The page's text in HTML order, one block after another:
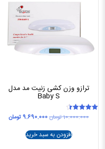
ترازو وزن کشی زنیت مد مدل
Baby S
امتیاز
10.000.000تومانقیمت
9.690.000 تومانقیمت
افزودن به سبد خرید